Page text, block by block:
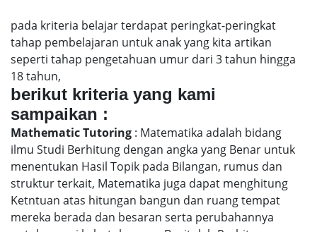
pada kriteria belajar terdapat peringkat-peringkat
tahap pembelajaran untuk anak yang kita artikan
seperti tahap pengetahuan umur dari 3 tahun hingga
18 tahun,
berikut kriteria yang kami
sampaikan :
Mathematic Tutoring : Matematika adalah bidang
ilmu Studi Berhitung dengan angka yang Benar untuk
menentukan Hasil Topik pada Bilangan, rumus dan
struktur terkait, Matematika juga dapat menghitung
Ketntuan atas hitungan bangun dan ruang tempat
mereka berada dan besaran serta perubahannya